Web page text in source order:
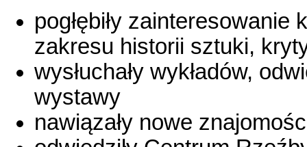
pogłębiły
zakresu historii sztuki,
wysłuchały wykładów,
wystawy
nawiązały nowe